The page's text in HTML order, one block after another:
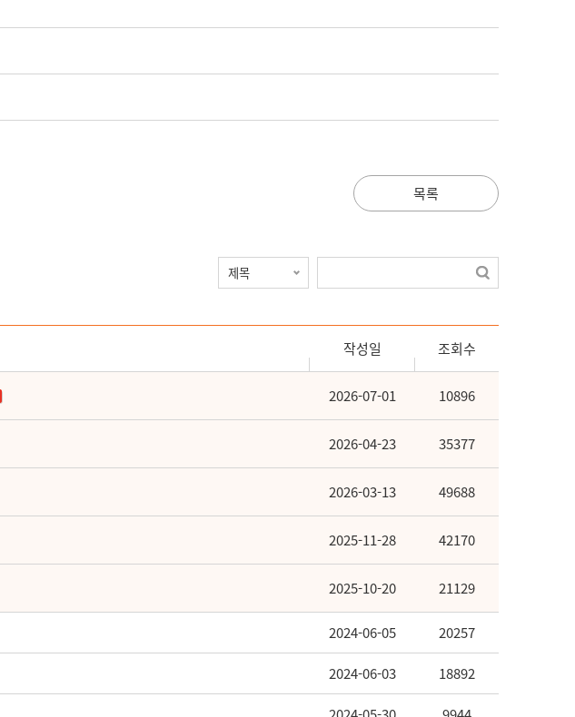
목록
작성일 조회수
2026-07-01 10896
2026-04-23 35377
2026-03-13 49688
2025-11-28 42170
2025-10-20 21129
2024-06-05 20257
2024-06-03 18892